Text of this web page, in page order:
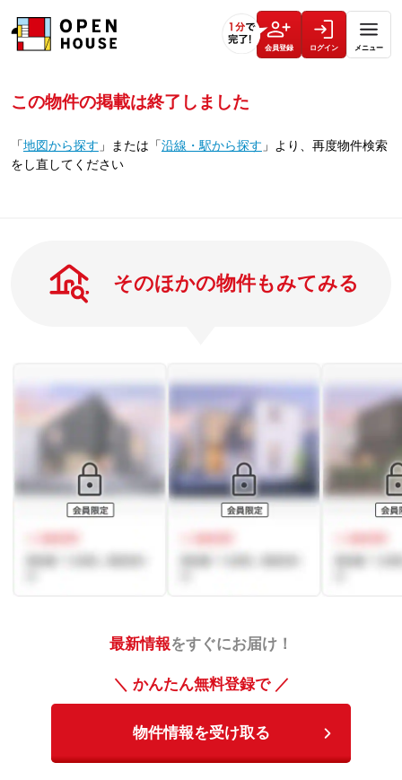
会員登録 ログイン メニュー
この物件の掲載は終了しました
「地図から探す 」 または 「沿線・駅から探す 」 より、再度物件検索
をし直してください
そのほかの物件もみてみる
最新情報をすぐにお届け！
＼ かんたん無料登録で ／
物件情報を受け取る